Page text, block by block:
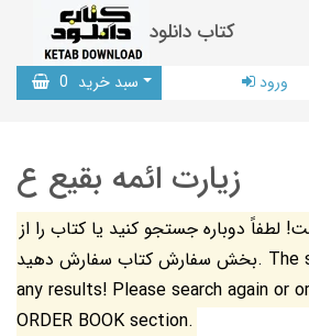
کتاب دانلود
سبد خرید 0 ورود
زیارت ائمه بقیع ع
لطفاً دوباره جستجو کنید یا کتاب را از
بخش سفارش کتاب سفارش دهید. The search did not yield
any results! Please search again or
ORDER BOOK section.